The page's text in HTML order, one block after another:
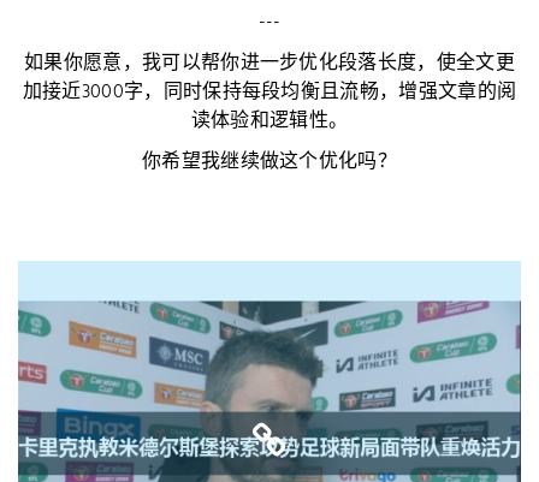
---
如果你愿意，我可以帮你进一步优化段落长度，使全文更
加接近3000字，同时保持每段均衡且流畅，增强文章的阅
读体验和逻辑性。
你希望我继续做这个优化吗？